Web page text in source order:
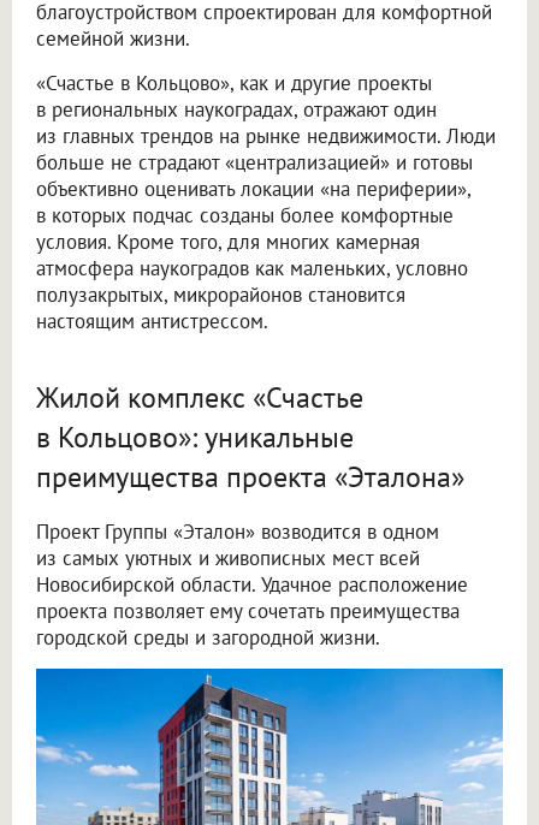
благоустройством спроектирован для комфортной
семейной жизни.
«Счастье в Кольцово», как и другие проекты
в региональных наукоградах, отражают один
из главных трендов на рынке недвижимости. Люди
больше не страдают «централизацией» и готовы
объективно оценивать локации «на периферии»,
в которых подчас созданы более комфортные
условия. Кроме того, для многих камерная
атмосфера наукоградов как маленьких, условно
полузакрытых, микрорайонов становится
настоящим антистрессом.
Жилой комплекс «Счастье
в Кольцово»: уникальные
преимущества проекта «Эталона»
Проект Группы «Эталон» возводится в одном
из самых уютных и живописных мест всей
Новосибирской области. Удачное расположение
проекта позволяет ему сочетать преимущества
городской среды и загородной жизни.